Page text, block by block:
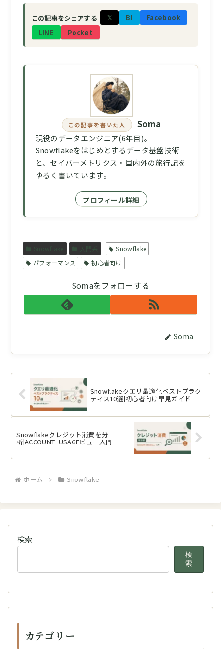
この記事をシェアする 𝕏 B!
Facebook
LINE
Pocket
この記事を書いた人 Soma
現役のデータエンジニア(6年目)。
Snowflakeをはじめとするデータ基盤技術
と、セイバーメトリクス・国内外の旅行記を
ゆるく書いています。
プロフィール詳細
Snowflake 入門系
Snowflake
パフォーマンス
初心者向け
Somaをフォローする
Soma
Snowflakeクエリ最適化ベストプラク
ティス10選|初心者向け早見ガイド
Snowflakeクレジット消費を分
析|ACCOUNT_USAGEビュー入門
ホーム Snowflake
検索
検
索
カテゴリー